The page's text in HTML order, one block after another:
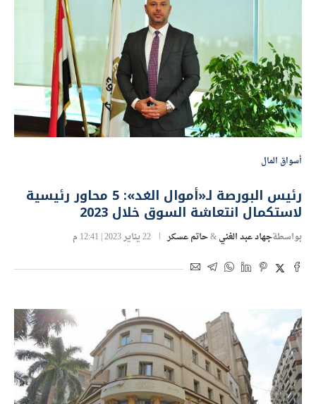
أسواق المال
رئيس البورصة لـ«أموال الغد»: 5 محاور رئيسية
لاستكمال انتعاشة السوق خلال 2023
بواسطةجهاد عبد الغني&حاتم عسكر 22 يناير 2023 | 12:41 م